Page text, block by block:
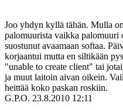
Joo yhdyn kyllä tähän. Mulla
palomuurista vaikka palomuuri
suostunut avaamaan softaa.
korjaantui mutta en siltikään
"unable to create client" tai
ja muut laitoin aivan oikein.
heittää koko paskan roskiin.
G.P.O. 23.8.2010 12:11